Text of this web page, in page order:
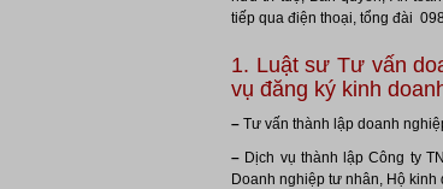
tiếp qua điện thoại, tổng đài
1. Luật sư Tư vấn
vụ đăng ký kinh
– Tư vấn thành lập doanh
– Dịch vụ thành lập Công ty
Doanh nghiệp tư nhân, Hộ kinh